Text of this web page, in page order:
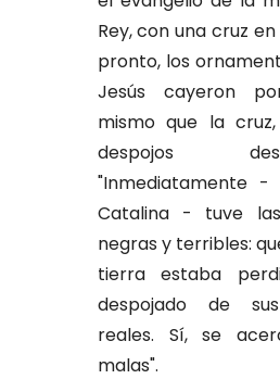
Rey, con una cruz
pronto, los
Jesús cayeron
mismo que la
despojos
"Inmediatamente -
Catalina - tuve
negras y terribles:
tierra estaba
despojado de
reales. Sí, se
malas".